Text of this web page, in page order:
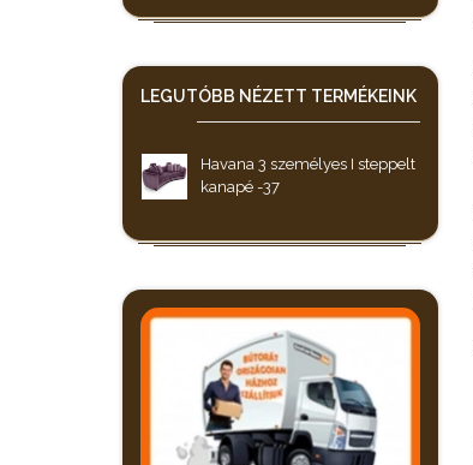
LEGUTÓBB NÉZETT TERMÉKEINK
Havana 3 személyes I steppelt
kanapé -37